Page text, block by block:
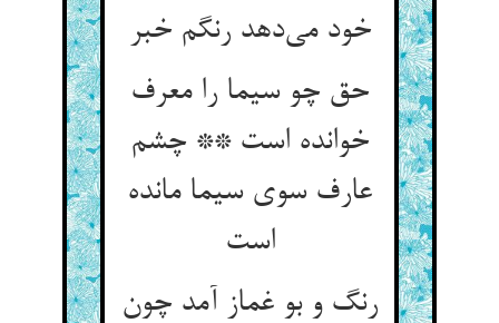
خود می‌‌دهد رنگم خبر
حق چو سیما را معرف
خوانده است ** چشم
عارف سوی سیما مانده
است‌‌
رنگ و بو غماز آمد چون